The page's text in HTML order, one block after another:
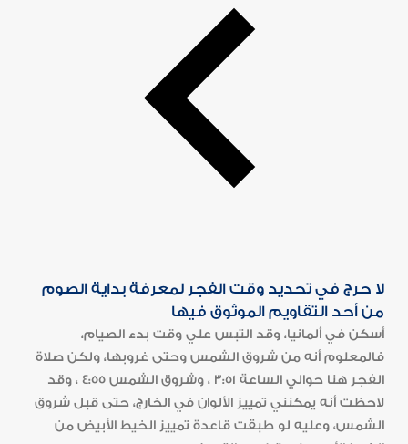
لا حرج في تحديد وقت الفجر لمعرفة بداية الصوم
من أحد التقاويم الموثوق فيها
أسكن في ألمانيا، وقد التبس علي وقت بدء الصيام،
فالمعلوم أنه من شروق الشمس وحتى غروبها، ولكن صلاة
الفجر هنا حوالي الساعة 3:51 ، وشروق الشمس 4:55 ، وقد
لاحظت أنه يمكنني تمييز الألوان في الخارج، حتى قبل شروق
الشمس، وعليه لو طبقت قاعدة تمييز الخيط الأبيض من